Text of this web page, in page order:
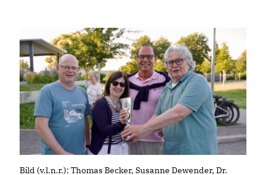
Bild (v.l.n.r.): Thomas Becker, Susanne Dewender, Dr.